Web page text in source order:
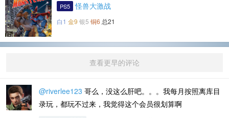
PS5 怪兽大激战
白1 金9 银5 铜6 总21
查看更早的评论
@riverlee123 哥么，没这么肝吧。。。我每月按照离库目
录玩，都玩不过来，我觉得这个会员很划算啊